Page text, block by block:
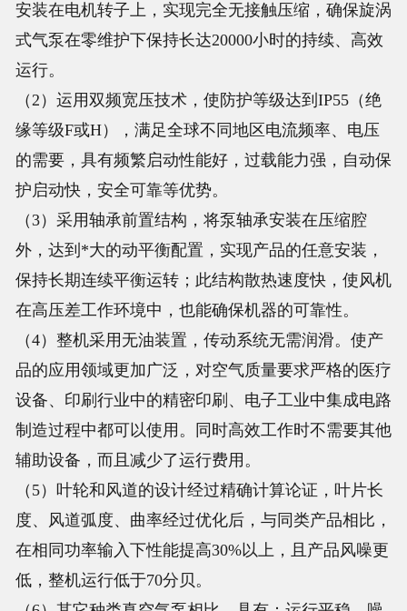
安装在电机转子上，实现完全无接触压缩，确保旋涡
式气泵在零维护下保持长达20000小时的持续、高效
运行。
（2）运用双频宽压技术，使防护等级达到IP55（绝
缘等级F或H），满足全球不同地区电流频率、电压
的需要，具有频繁启动性能好，过载能力强，自动保
护启动快，安全可靠等优势。
（3）采用轴承前置结构，将泵轴承安装在压缩腔
外，达到*大的动平衡配置，实现产品的任意安装，
保持长期连续平衡运转；此结构散热速度快，使风机
在高压差工作环境中，也能确保机器的可靠性。
（4）整机采用无油装置，传动系统无需润滑。使产
品的应用领域更加广泛，对空气质量要求严格的医疗
设备、印刷行业中的精密印刷、电子工业中集成电路
制造过程中都可以使用。同时高效工作时不需要其他
辅助设备，而且减少了运行费用。
（5）叶轮和风道的设计经过精确计算论证，叶片长
度、风道弧度、曲率经过优化后，与同类产品相比，
在相同功率输入下性能提高30%以上，且产品风噪更
低，整机运行低于70分贝。